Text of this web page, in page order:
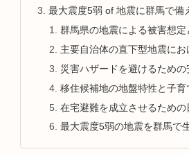
最大震度5弱 of 地震に群馬で備
群馬県の地震による被害想
主要自治体の直下型地震に
災害ハザードを避けるため
移住候補地の地盤特性と子育
在宅避難を成立させるため
最大震度5弱の地震を群馬で